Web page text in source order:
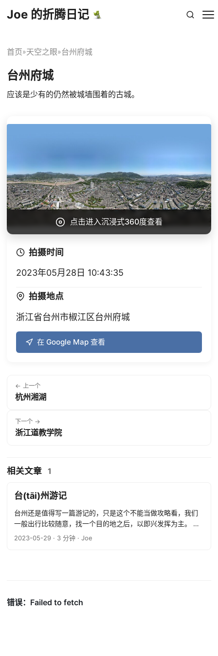
Joe 的折腾日记
首页»天空之眼»台州府城
台州府城
应该是少有的仍然被城墙围着的古城。
点击进入沉浸式360度查看
拍摄时间
2023年05月28日 10:43:35
拍摄地点
浙江省台州市椒江区台州府城
在 Google Map 查看
← 上一个
杭州湘湖
下一个 →
浙江道教学院
相关文章 1
台(tāi)州游记
台州还是值得写一篇游记的，只是这个不能当做攻略看，我们
一般出行比较随意，找一个目的地之后，以即兴发挥为主。 台
州，原本只是江浙沪包游计划清单上的一个点，结果在地图和
加了一个途经点。 ...
2023-05-29 · 3 分钟 · Joe